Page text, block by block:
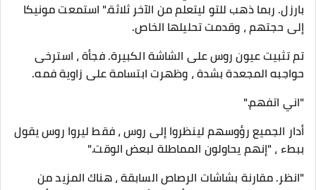
بارزل. ربما ذهب للتو ليتعلم من الآخر ثلاثة." استمعت مونيكا
إلى حجتهم ، وقدمت تحليلها الخاص.
تم تثبيت عيون روس على الشاشة الكبيرة. فجأة ، استرخى
حواجبه المجعدة بشدة ، وظهرت ابتسامة على زاوية فمه.
"اني اتفهم."
أدار الجميع رؤوسهم لينظروا إلى روس ، فقط ليروا روس يقول
ببطء ، "إنهم يحاولون المماطلة لبعض الوقت."
"انظر. مقارنة بشاشات الرصاص السابقة ، هناك المزيد من